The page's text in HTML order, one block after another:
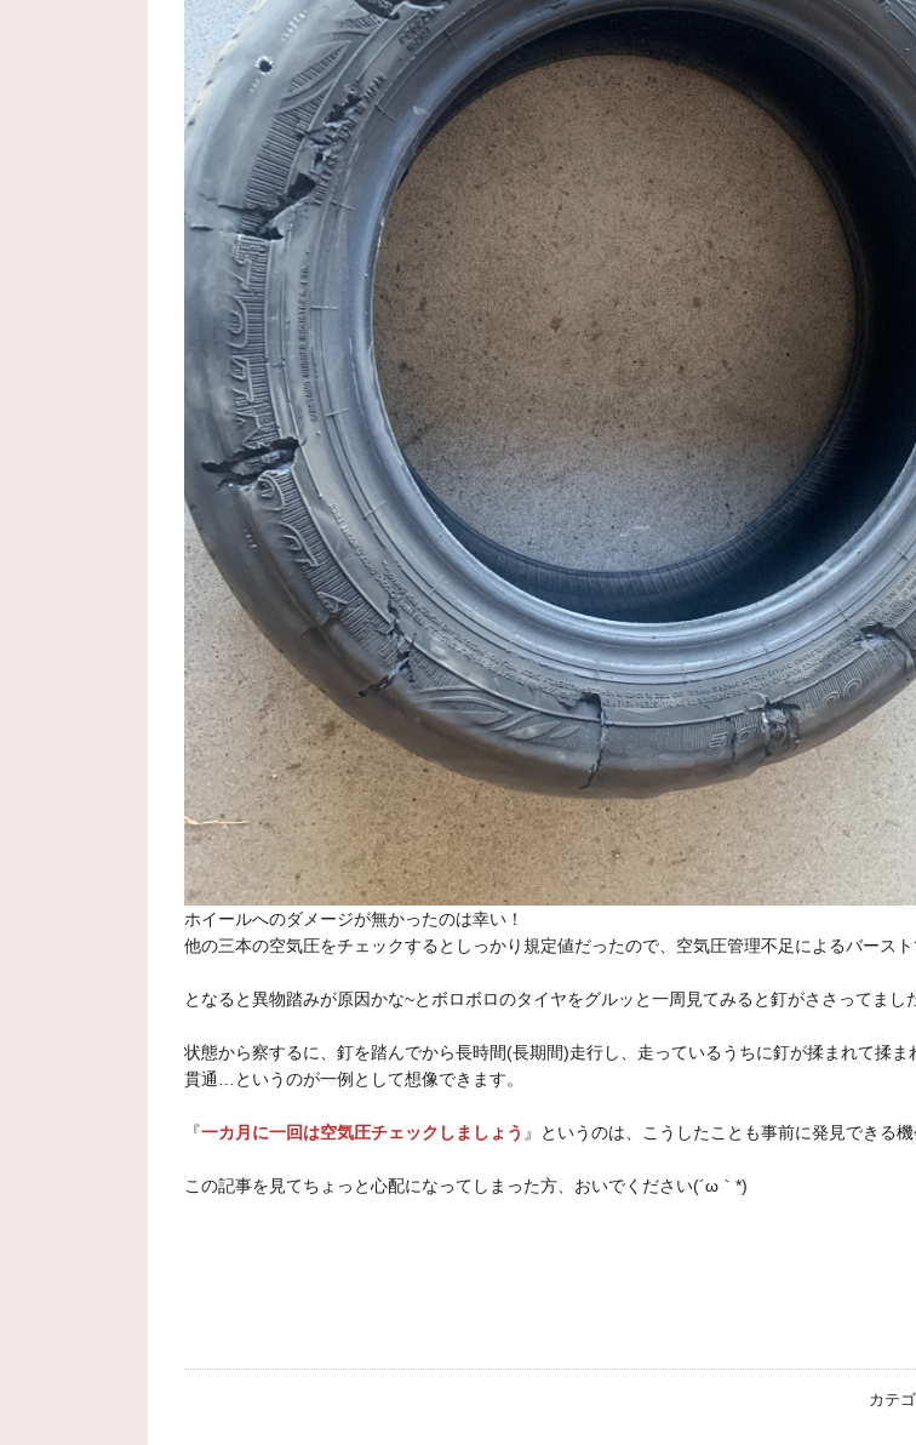
ホイールへのダメージが無かったのは幸い！
他の三本の空気圧をチェックするとしっかり規定値だったので、空気圧管理不足によるバース
となると異物踏みが原因かな~とボロボロのタイヤをグルッと一周見てみると釘がささってま
状態から察するに、釘を踏んでから長時間(長期間)走行し、走っているうちに釘が揉まれて揉ま
貫通…というのが一例として想像できます。
『一カ月に一回は空気圧チェックしましょう 』というのは、こうしたことも事前に発見できる機
この記事を見てちょっと心配になってしまった方、おいでください(´ω｀*)
カテゴ